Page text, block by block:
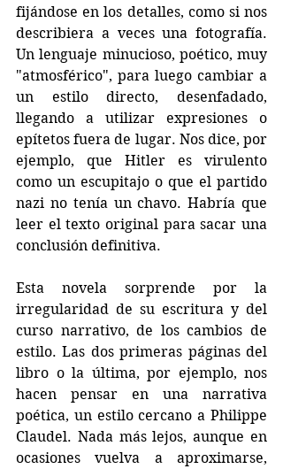
fijándose en los detalles, como si nos
describiera a veces una fotografía.
Un lenguaje minucioso, poético, muy
"atmosférico", para luego cambiar a
un estilo directo, desenfadado,
llegando a utilizar expresiones o
epítetos fuera de lugar. Nos dice, por
ejemplo, que Hitler es virulento
como un escupitajo o que el partido
nazi no tenía un chavo. Habría que
leer el texto original para sacar una
conclusión definitiva.
Esta novela sorprende por la
irregularidad de su escritura y del
curso narrativo, de los cambios de
estilo. Las dos primeras páginas del
libro o la última, por ejemplo, nos
hacen pensar en una narrativa
poética, un estilo cercano a Philippe
Claudel. Nada más lejos, aunque en
ocasiones vuelva a aproximarse,